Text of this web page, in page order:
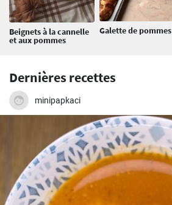
Beignets à la cannelle
et aux pommes
Galette de pommes
Dernières recettes
minipapkaci